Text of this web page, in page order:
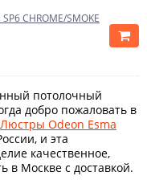
CHROME/SMOKE
потолочный
добро пожаловать в
Люстры Odeon Esma
и эта
качественное,
в Москве с доставкой.